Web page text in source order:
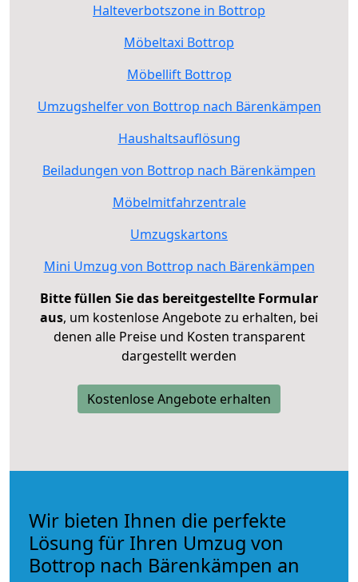
Halteverbotszone in Bottrop
Möbeltaxi Bottrop
Möbellift Bottrop
Umzugshelfer von Bottrop nach Bärenkämpen
Haushaltsauflösung
Beiladungen von Bottrop nach Bärenkämpen
Möbelmitfahrzentrale
Umzugskartons
Mini Umzug von Bottrop nach Bärenkämpen
Bitte füllen Sie das bereitgestellte Formular
aus, um kostenlose Angebote zu erhalten, bei
denen alle Preise und Kosten transparent
dargestellt werden
Kostenlose Angebote erhalten
Wir bieten Ihnen die perfekte
Lösung für Ihren Umzug von
Bottrop nach Bärenkämpen an